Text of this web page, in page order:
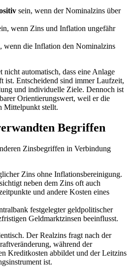
sein, wenn der Nominalzins über
wenn Zins und Inflation ungefähr
wenn die Inflation den Nominalzins
nicht automatisch, dass eine Anlage
ist. Entscheidend sind immer Laufzeit,
und individuelle Ziele. Dennoch ist
Orientierungswert, weil er die
Mittelpunkt stellt.
Begriffen
Zinsbegriffen in Verbindung
Zins ohne Inflationsbereinigung.
neben dem Zins oft auch
und andere Kosten eines
festgelegter geldpolitischer
Geldmarktzinsen beeinflusst.
Der Realzins fragt nach der
während der
Kreditkosten abbildet und der Leitzins
ist.